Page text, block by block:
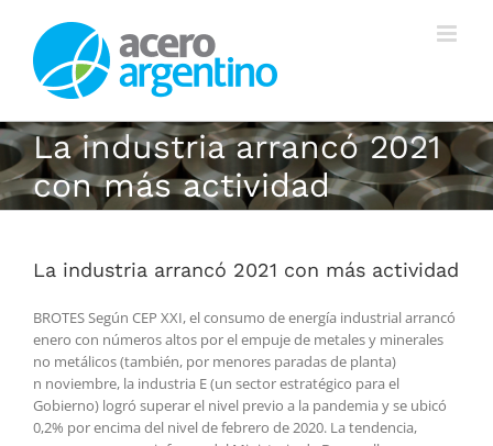
contenido
La industria arrancó 2021
con más actividad
La industria arrancó 2021 con más actividad
BROTES Según CEP XXI, el consumo de energía industrial arrancó
enero con números altos por el empuje de metales y minerales
no metálicos (también, por menores paradas de planta)
n noviembre, la industria E (un sector estratégico para el
Gobierno) logró superar el nivel previo a la pandemia y se ubicó
0,2% por encima del nivel de febrero de 2020. La tendencia,